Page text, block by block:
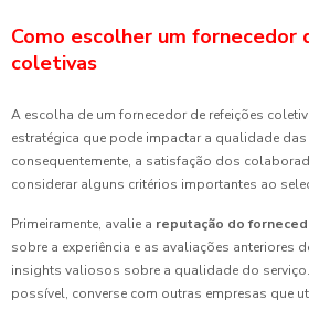
Como escolher um fornecedor
coletivas
A escolha de um fornecedor de refeições
estratégica que pode impactar a qualidade das
consequentemente, a satisfação dos
considerar alguns critérios importantes ao
Primeiramente, avalie a reputação do
sobre a experiência e as avaliações anteriores
insights valiosos sobre a qualidade do serviço.
possível, converse com outras empresas que